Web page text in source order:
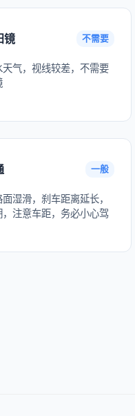
镜 不需要
天气，视线较差，不需要
一般
湿滑，刹车距离延长，
注意车距，务必小心驾